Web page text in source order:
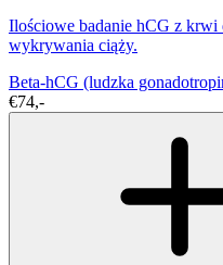
Ilościowe badanie hCG z krwi
wykrywania ciąży.
Beta-hCG (ludzka
€74,-